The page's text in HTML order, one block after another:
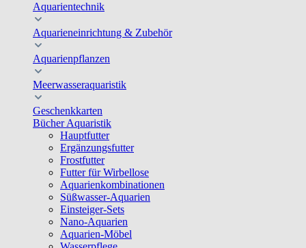
Aquarientechnik
Aquarieneinrichtung & Zubehör
Aquarienpflanzen
Meerwasseraquaristik
Geschenkkarten
Bücher Aquaristik
Hauptfutter
Ergänzungsfutter
Frostfutter
Futter für Wirbellose
Aquarienkombinationen
Süßwasser-Aquarien
Einsteiger-Sets
Nano-Aquarien
Aquarien-Möbel